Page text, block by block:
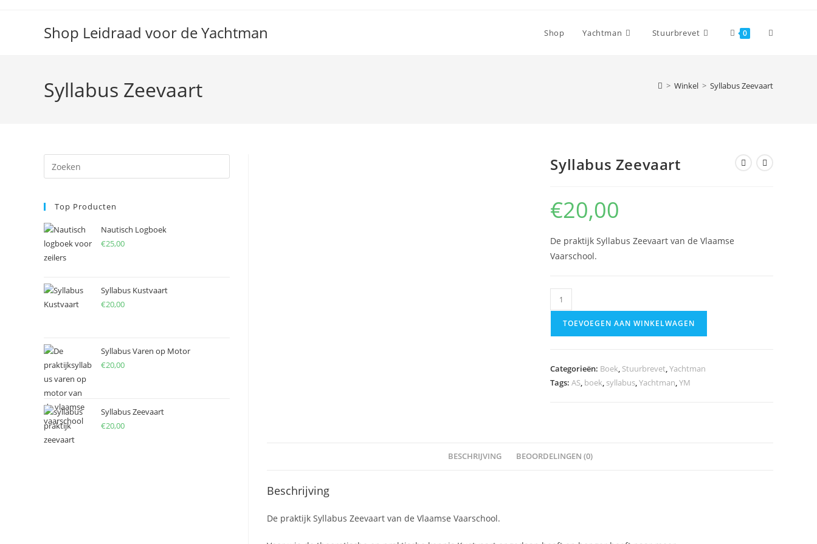
Shop Leidraad voor de Yachtman Shop Yachtman Stuurbrevet 0 Website
Syllabus Zeevaart > Winkel > Syllabus Zeevaart
Syllabus Zeevaart
€20,00
De praktijk Syllabus Zeevaart van de Vlaamse
Vaarschool.
Syllabus
Zeevaart
aantal
TOEVOEGEN AAN WINKELWAGEN
Categorieën: Boek, Stuurbrevet,Yachtman
Tags:AS, boek, syllabus,Yachtman,YM
BESCHRIJVING BEOORDELINGEN (0)
Beschrijving
De praktijk Syllabus Zeevaart van de Vlaamse Vaarschool.
Escape
Top Producten
Nautisch Logboek
€25,00
Syllabus Kustvaart
€20,00
Syllabus Varen op Motor
€20,00
Syllabus Zeevaart
€20,00